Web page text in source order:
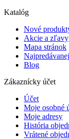
Katalóg
Nové
Akcie a zľavy
Mapa stránok
Blog
Zákaznícky účet
Účet
Moje osobné
Moje adresy
História
Vrátené